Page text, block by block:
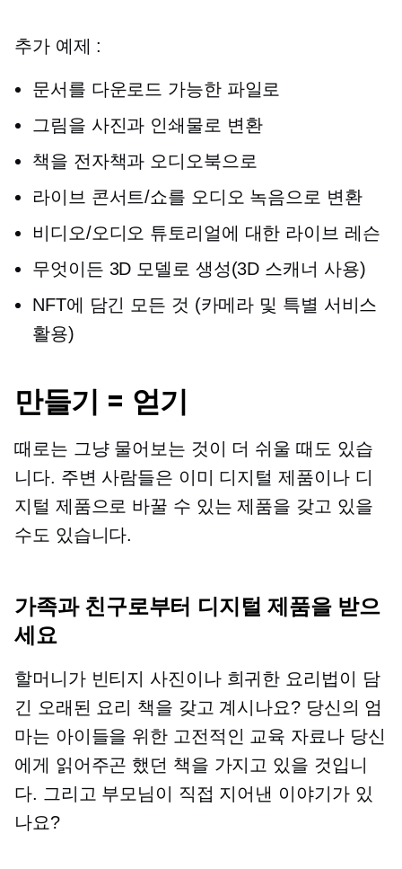
추가 예제 :
문서를 다운로드 가능한 파일로
그림을 사진과 인쇄물로 변환
책을 전자책과 오디오북으로
라이브 콘서트/쇼를 오디오 녹음으로 변환
비디오/오디오 튜토리얼에 대한 라이브 레슨
무엇이든 3D 모델로 생성(3D 스캐너 사용)
NFT에 담긴 모든 것 (카메라 및 특별 서비스
활용)
만들기 = 얻기
때로는 그냥 물어보는 것이 더 쉬울 때도 있습
니다. 주변 사람들은 이미 디지털 제품이나 디
지털 제품으로 바꿀 수 있는 제품을 갖고 있을
수도 있습니다.
가족과 친구로부터 디지털 제품을 받으
세요
할머니가 빈티지 사진이나 희귀한 요리법이 담
긴 오래된 요리 책을 갖고 계시나요? 당신의 엄
마는 아이들을 위한 고전적인 교육 자료나 당신
에게 읽어주곤 했던 책을 가지고 있을 것입니
다. 그리고 부모님이 직접 지어낸 이야기가 있
나요?